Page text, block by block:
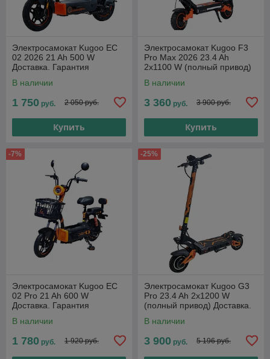
Электросамокат Kugoo EC
02 2026 21 Ah 500 W
Доставка. Гарантия
В наличии
1 750 руб. 2 050 руб.
Купить
Электросамокат Kugoo F3
Pro Max 2026 23.4 Ah
2x1100 W (полный привод)
В наличии
3 360 руб. 3 900 руб.
Купить
-7%
Электросамокат Kugoo EC
02 Pro 21 Ah 600 W
Доставка. Гарантия
В наличии
1 780 руб. 1 920 руб.
-25%
Электросамокат Kugoo G3
Pro 23.4 Ah 2x1200 W
(полный привод) Доставка.
В наличии
3 900 руб. 5 196 руб.